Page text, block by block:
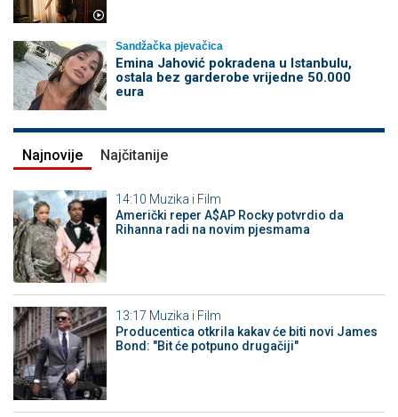
Sandžačka pjevačica
Emina Jahović pokradena u Istanbulu,
ostala bez garderobe vrijedne 50.000
eura
Najnovije Najčitanije
14:10 Muzika i Film
Američki reper A$AP Rocky potvrdio da
Rihanna radi na novim pjesmama
13:17 Muzika i Film
Producentica otkrila kakav će biti novi James
Bond: "Bit će potpuno drugačiji"